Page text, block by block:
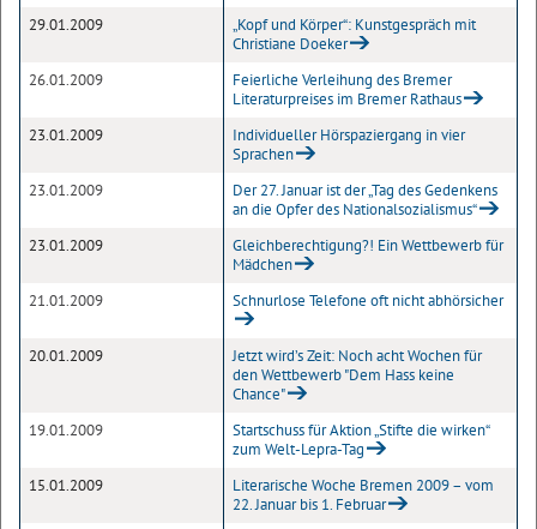
29.01.2009
„Kopf und Körper“: Kunstgespräch mit
Christiane Doeker
26.01.2009
Feierliche Verleihung des Bremer
Literaturpreises im Bremer Rathaus
23.01.2009
Individueller Hörspaziergang in vier
Sprachen
23.01.2009
Der 27. Januar ist der „Tag des Gedenkens
an die Opfer des Nationalsozialismus“
23.01.2009
Gleichberechtigung?! Ein Wettbewerb für
Mädchen
21.01.2009
Schnurlose Telefone oft nicht abhörsicher
20.01.2009
Jetzt wird’s Zeit: Noch acht Wochen für
den Wettbewerb "Dem Hass keine
Chance"
19.01.2009
Startschuss für Aktion „Stifte die wirken“
zum Welt-Lepra-Tag
15.01.2009
Literarische Woche Bremen 2009 – vom
22. Januar bis 1. Februar